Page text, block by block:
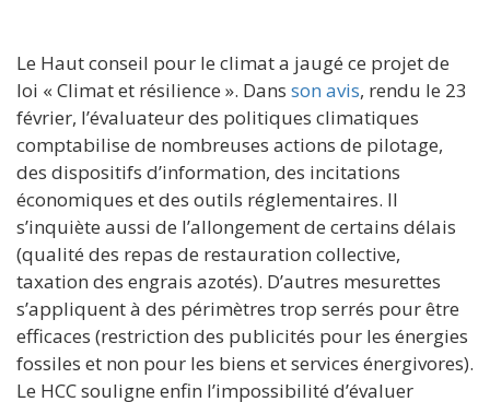
Le Haut conseil pour le climat a jaugé ce projet de
loi « Climat et résilience ». Dans son avis, rendu le 23
février, l’évaluateur des politiques climatiques
comptabilise de nombreuses actions de pilotage,
des dispositifs d’information, des incitations
économiques et des outils réglementaires. Il
s’inquiète aussi de l’allongement de certains délais
(qualité des repas de restauration collective,
taxation des engrais azotés). D’autres mesurettes
s’appliquent à des périmètres trop serrés pour être
efficaces (restriction des publicités pour les énergies
fossiles et non pour les biens et services énergivores).
Le HCC souligne enfin l’impossibilité d’évaluer